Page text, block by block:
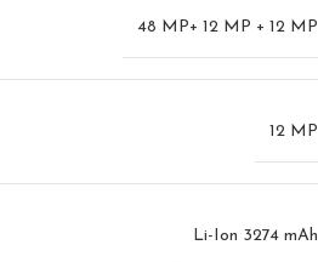
48 MP+ 12 MP + 12 MP
12 MP
Li-Ion 3274 mAh